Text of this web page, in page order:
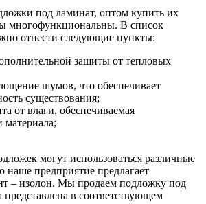
под ламинат, оптом купить их
многофункциональны. В список
отнести следующие пункты:
защиты от тепловых
шумов, что обеспечивает
существования;
от влаги, обеспечиваемая
материала;
могут использоваться различные
предприятие предлагает
– изолон. Мы продаем подложку под
в соответствующем